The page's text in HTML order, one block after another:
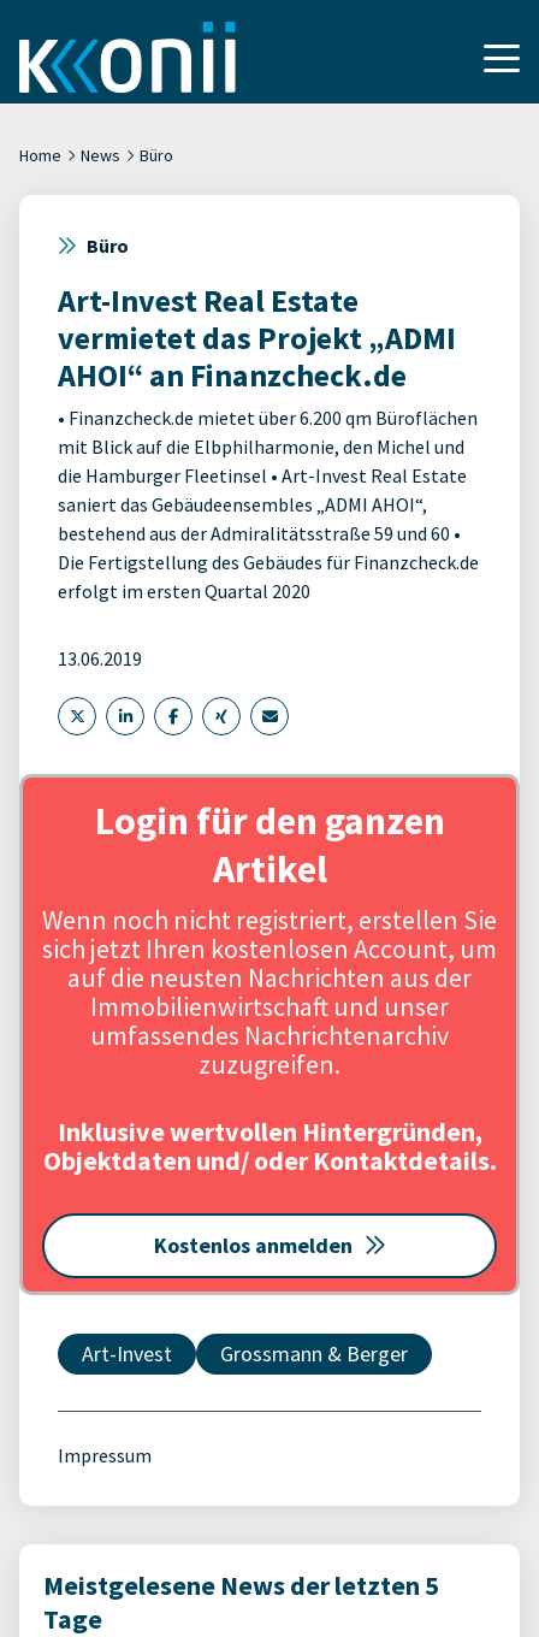
Home News Büro
Büro
Art-Invest Real Estate
vermietet das Projekt „ADMI
AHOI“ an Finanzcheck.de
• Finanzcheck.de mietet über 6.200 qm Büroflächen
mit Blick auf die Elbphilharmonie, den Michel und
die Hamburger Fleetinsel • Art-Invest Real Estate
saniert das Gebäudeensembles „ADMI AHOI“,
bestehend aus der Admiralitätsstraße 59 und 60 •
Die Fertigstellung des Gebäudes für Finanzcheck.de
erfolgt im ersten Quartal 2020
13.06.2019
Login für den ganzen
Artikel
Wenn noch nicht registriert, erstellen Sie
sich jetzt Ihren kostenlosen Account, um
auf die neusten Nachrichten aus der
Immobilienwirtschaft und unser
umfassendes Nachrichtenarchiv
zuzugreifen.
Inklusive wertvollen Hintergründen,
Objektdaten und/ oder Kontaktdetails.
Kostenlos anmelden
Art-Invest Grossmann & Berger
Impressum
Meistgelesene News der letzten 5
Tage